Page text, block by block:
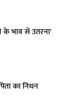
भाव से उतरना'
का निधन